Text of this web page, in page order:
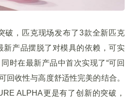
破，匹克现场发布了3款全新匹克
新产品摆脱了对模具的依赖，可实
时在最新产品中首次实现了“可回
回收性与高度舒适性完美的结合。
ALPHA更是有了创新的突破，